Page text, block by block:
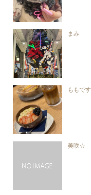
まみ
ももです
美咲☆